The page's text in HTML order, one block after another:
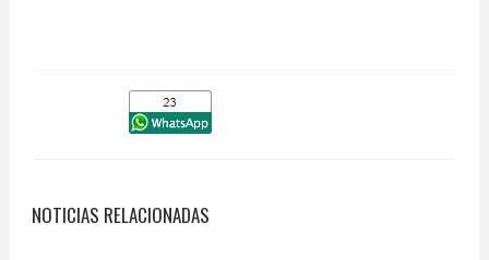
NOTICIAS RELACIONADAS